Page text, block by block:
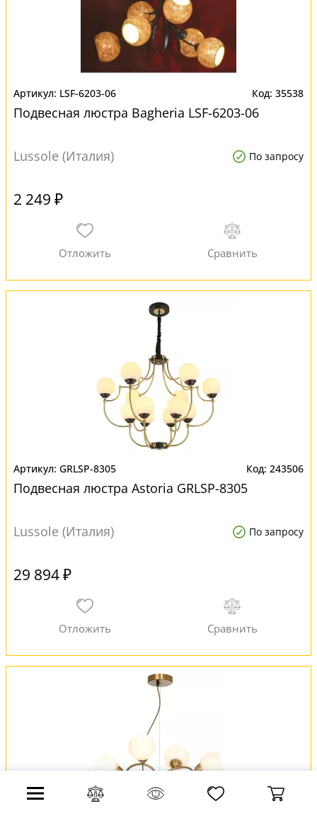
LSF-6203-06 35538
Подвесная люстра Bagheria LSF-6203-06
Lussole (Италия) По запросу
2 249 ₽
GRLSP-8305 243506
Подвесная люстра Astoria GRLSP-8305
Lussole (Италия) По запросу
29 894 ₽